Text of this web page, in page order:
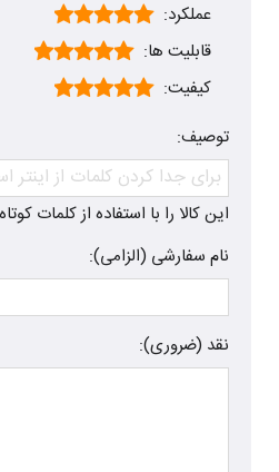
عملکرد:
قابلیت ها:
کیفیت:
توصیف:
این کالا را با استفاده از کلمات
نام سفارشی (الزامی):
نقد (ضروری):